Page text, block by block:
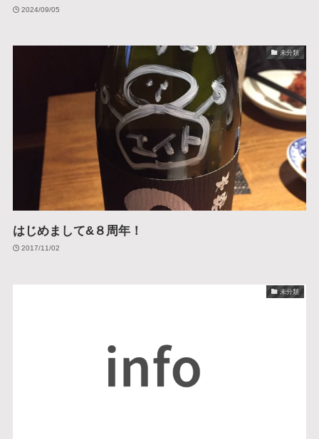
2024/09/05
未分類
はじめまして&８周年！
2017/11/02
未分類